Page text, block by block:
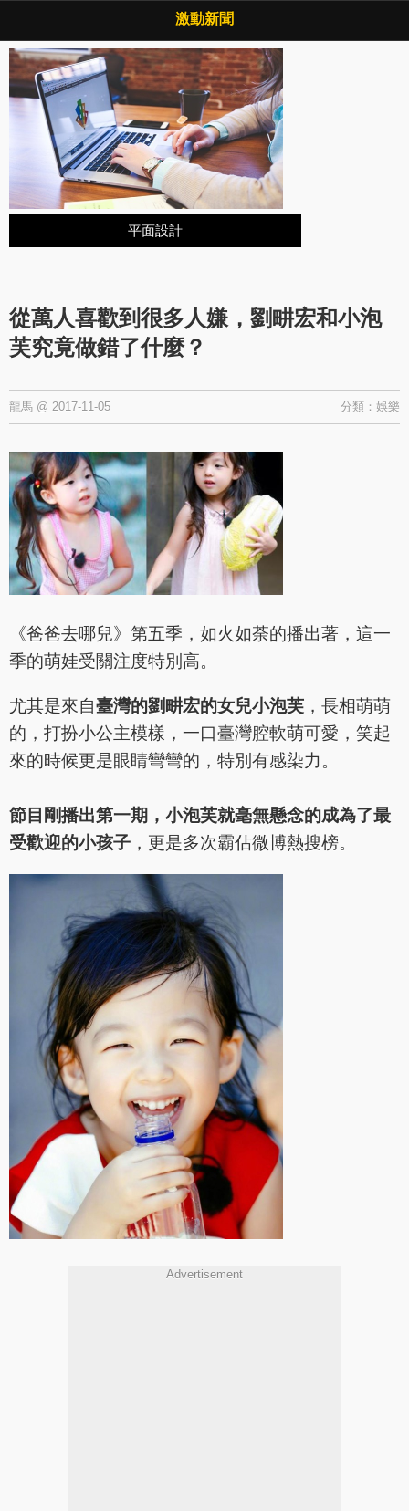
激動新聞
平面設計
從萬人喜歡到很多人嫌，劉畊宏和小泡
芙究竟做錯了什麼？
分類： 娛樂
龍馬 @ 2017-11-05
《爸爸去哪兒》第五季，如火如荼的播出著，這一
季的萌娃受關注度特別高。
尤其是來自臺灣的劉畊宏的女兒小泡芙 ，長相萌萌
的，打扮小公主模樣，一口臺灣腔軟萌可愛，笑起
來的時候更是眼睛彎彎的，特別有感染力。
節目剛播出第一期， 小泡芙就毫無懸念的成為了最
受歡迎的小孩子 ，更是多次霸佔微博熱搜榜。
Advertisement
Copyright © 2026 ·激動新聞